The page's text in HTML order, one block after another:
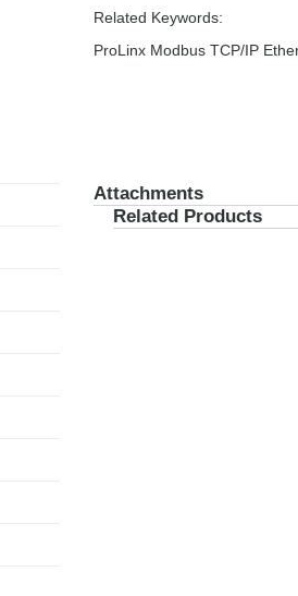
Related Keywords:
ProLinx Modbus TCP/IP
Attachments
Related Products